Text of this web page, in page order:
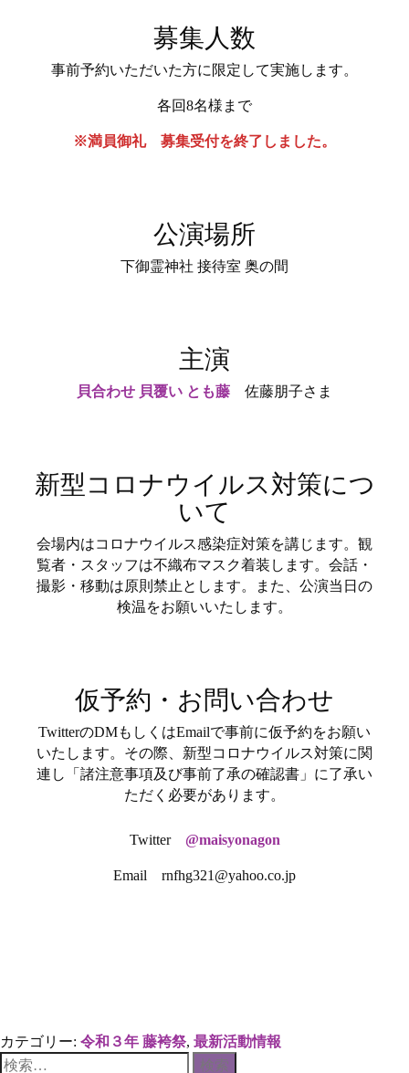
募集人数
事前予約いただいた方に限定して実施します。
各回8名様まで
※満員御礼 募集受付を終了しました。
公演場所
下御霊神社 接待室 奥の間
主演
貝合わせ 貝覆い とも藤 佐藤朋子さま
新型コロナウイルス対策につ
いて
会場内はコロナウイルス感染症対策を講じます。観
覧者・スタッフは不織布マスク着装します。会話・
撮影・移動は原則禁止とします。また、公演当日の
検温をお願いいたします。
仮予約・お問い合わせ
TwitterのDMもしくはEmailで事前に仮予約をお願い
いたします。その際、新型コロナウイルス対策に関
連し「諸注意事項及び事前了承の確認書」に了承い
ただく必要があります。
Twitter @maisyonagon
Email rnfhg321@yahoo.co.jp
カテゴリー: 令和３年 藤袴祭, 最新活動情報
検